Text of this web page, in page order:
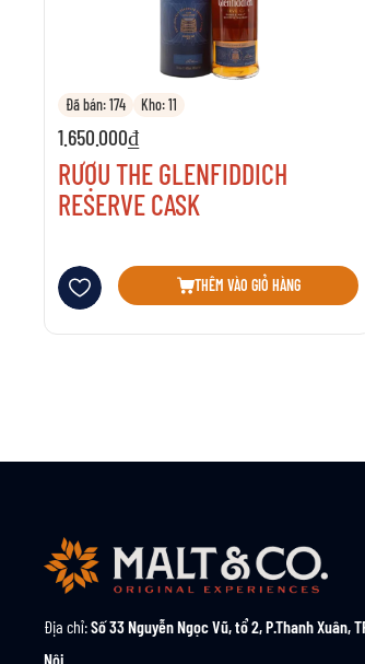
Đã bán: 174 Kho: 11
1.650.000₫
RƯỢU THE GLENFIDDICH
RESERVE CASK
Thêm vào danh sách yêu thích
THÊM VÀO GIỎ HÀNG
Địa chỉ:Số 33 Nguyễn Ngọc Vũ, tổ 2, P.Thanh Xuân,
Nội